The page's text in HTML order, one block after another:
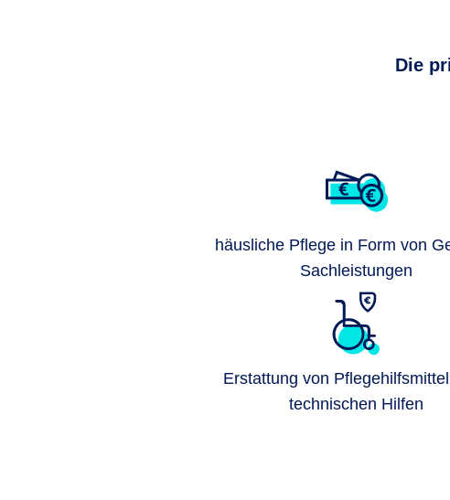
Die
häusliche Pflege in Form von
Sachleistungen
Erstattung von
technischen Hilfen